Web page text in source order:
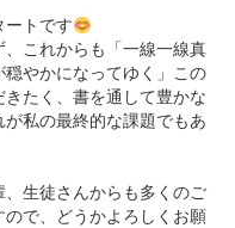
ートです
これからも「一線一線真
やかになってゆく」この
たく、書を通して豊かな
私の最終的な課題でもあ
生徒さんからも多くのご
で、どうかよろしくお願